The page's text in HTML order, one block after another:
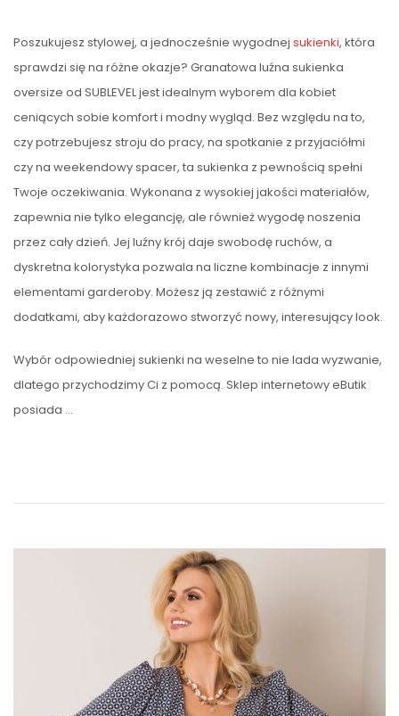
Poszukujesz stylowej, a jednocześnie wygodnej sukienki, która
sprawdzi się na różne okazje? Granatowa luźna sukienka
oversize od SUBLEVEL jest idealnym wyborem dla kobiet
ceniących sobie komfort i modny wygląd. Bez względu na to,
czy potrzebujesz stroju do pracy, na spotkanie z przyjaciółmi
czy na weekendowy spacer, ta sukienka z pewnością spełni
Twoje oczekiwania. Wykonana z wysokiej jakości materiałów,
zapewnia nie tylko elegancję, ale również wygodę noszenia
przez cały dzień. Jej luźny krój daje swobodę ruchów, a
dyskretna kolorystyka pozwala na liczne kombinacje z innymi
elementami garderoby. Możesz ją zestawić z różnymi
dodatkami, aby każdorazowo stworzyć nowy, interesujący look.
Wybór odpowiedniej sukienki na weselne to nie lada wyzwanie,
dlatego przychodzimy Ci z pomocą. Sklep internetowy eButik
posiada …